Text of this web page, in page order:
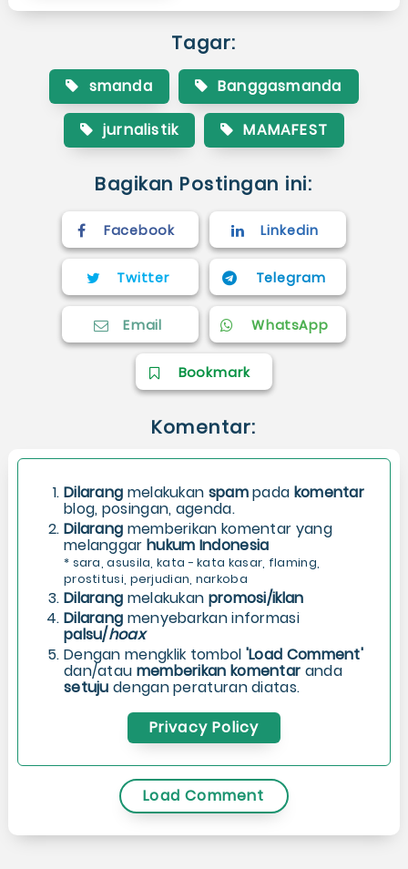
Tagar:
smanda Banggasmanda
jurnalistik MAMAFEST
Bagikan Postingan ini:
Facebook Linkedin
Twitter Telegram
Email WhatsApp
Bookmark
Komentar:
Dilarang melakukan spampada komentar
blog, posingan, agenda.
Dilarang memberikan komentar yang
melanggar hukum Indonesia
* sara, asusila, kata - kata kasar, flaming,
prostitusi, perjudian, narkoba
Dilarang melakukan promosi/iklan
Dilarang menyebarkan informasi
palsu/hoax
Dengan mengklik tombol 'Load Comment'
dan/atau memberikan komentar anda
setuju dengan peraturan diatas.
Privacy Policy
Load Comment